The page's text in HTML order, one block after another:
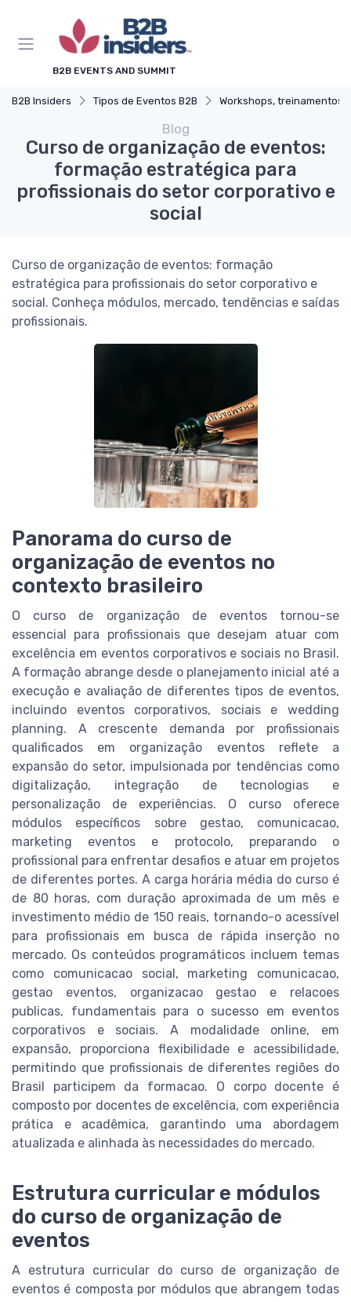
B2B EVENTS AND SUMMIT
B2B Insiders Tipos de Eventos B2B Workshops, treinamentos e cursos in company
Blog
Curso de organização de eventos:
formação estratégica para
profissionais do setor corporativo e
social
Curso de organização de eventos: formação
estratégica para profissionais do setor corporativo e
social. Conheça módulos, mercado, tendências e saídas
profissionais.
Panorama do curso de
organização de eventos no
contexto brasileiro
O curso de organização de eventos tornou-se
essencial para profissionais que desejam atuar com
excelência em eventos corporativos e sociais no Brasil.
A formação abrange desde o planejamento inicial até a
execução e avaliação de diferentes tipos de eventos,
incluindo eventos corporativos, sociais e wedding
planning. A crescente demanda por profissionais
qualificados em organização eventos reflete a
expansão do setor, impulsionada por tendências como
digitalização, integração de tecnologias e
personalização de experiências. O curso oferece
módulos específicos sobre gestao, comunicacao,
marketing eventos e protocolo, preparando o
profissional para enfrentar desafios e atuar em projetos
de diferentes portes. A carga horária média do curso é
de 80 horas, com duração aproximada de um mês e
investimento médio de 150 reais, tornando-o acessível
para profissionais em busca de rápida inserção no
mercado. Os conteúdos programáticos incluem temas
como comunicacao social, marketing comunicacao,
gestao eventos, organizacao gestao e relacoes
publicas, fundamentais para o sucesso em eventos
corporativos e sociais. A modalidade online, em
expansão, proporciona flexibilidade e acessibilidade,
permitindo que profissionais de diferentes regiões do
Brasil participem da formacao. O corpo docente é
composto por docentes de excelência, com experiência
prática e acadêmica, garantindo uma abordagem
atualizada e alinhada às necessidades do mercado.
Estrutura curricular e módulos
do curso de organização de
eventos
A estrutura curricular do curso de organização de
eventos é composta por módulos que abrangem todas